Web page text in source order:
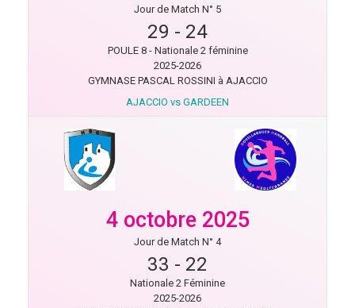
Jour de Match N° 5
29 - 24
POULE 8 - Nationale 2 féminine
2025-2026
GYMNASE PASCAL ROSSINI à AJACCIO
AJACCIO vs GARDEEN
4 octobre 2025
Jour de Match N° 4
33 - 22
Nationale 2 Féminine
2025-2026